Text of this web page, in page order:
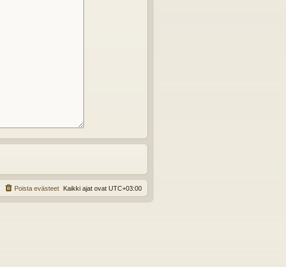
Kaikki ajat ovat UTC+03:00
Poista evästeet